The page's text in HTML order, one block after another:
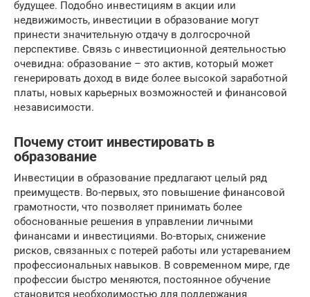
будущее. Подобно инвестициям в акции или
недвижимость, инвестиции в образование могут
принести значительную отдачу в долгосрочной
перспективе. Связь с инвестиционной деятельностью
очевидна: образование – это актив, который может
генерировать доход в виде более высокой заработной
платы, новых карьерных возможностей и финансовой
независимости.
Почему стоит инвестировать в
образование
Инвестиции в образование предлагают целый ряд
преимуществ. Во-первых, это повышение финансовой
грамотности, что позволяет принимать более
обоснованные решения в управлении личными
финансами и инвестициями. Во-вторых, снижение
рисков, связанных с потерей работы или устареванием
профессиональных навыков. В современном мире, где
профессии быстро меняются, постоянное обучение
становится необходимостью для поддержания